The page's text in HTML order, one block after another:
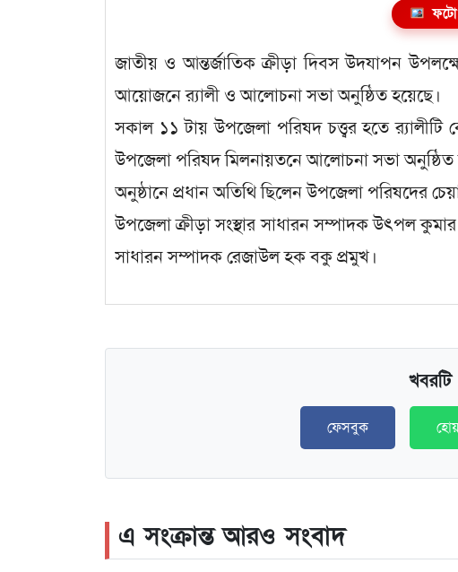
ফটো
জাতীয় ও আন্তর্জাতিক ক্রীড়া দিবস উদযাপন
আয়োজনে র‌্যালী ও আলোচনা সভা অনুষ্ঠিত হয়েছে।
সকাল ১১ টায় উপজেলা পরিষদ চত্ত্বর হতে
উপজেলা পরিষদ মিলনায়তনে আলোচনা সভা অনুষ্ঠিত
অনুষ্ঠানে প্রধান অতিথি ছিলেন উপজেলা পরিষদের
উপজেলা ক্রীড়া সংস্থার সাধারন সম্পাদক উৎপল
সাধারন সম্পাদক রেজাউল হক বকু প্রমুখ।
ফেসবুক
এ সংক্রান্ত আরও সংবাদ